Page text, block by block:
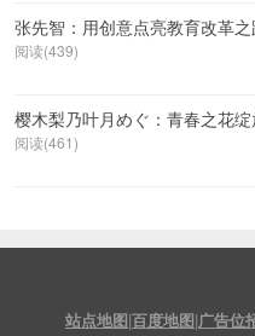
张先智：用创意点亮教育改革之
阅读(439)
樱木梨乃叶月めぐ：青春之花绽
阅读(461)
站点地图|百度地图|广告位